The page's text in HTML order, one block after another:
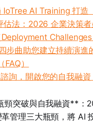
IoTree AI Training 打造
估法：2026 企業決策
步曲助您建立持續演進
）
詢，開啟您的自我融資
突破與自我融資**：
管理三大瓶頸，將 AI